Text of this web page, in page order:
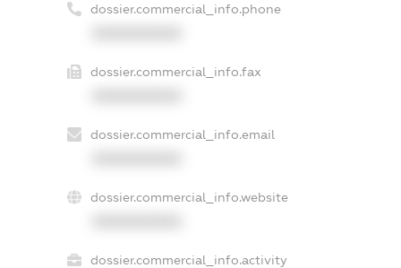
dossier.commercial_info.phone
dossier.commercial_info.fax
dossier.commercial_info.email
dossier.commercial_info.website
dossier.commercial_info.activity